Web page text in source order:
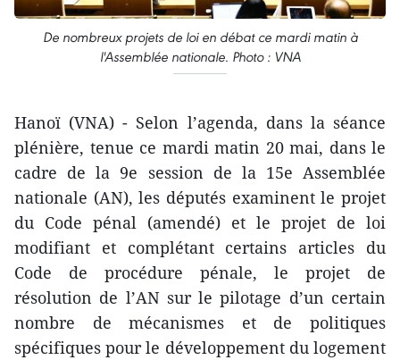
De nombreux projets de loi en débat ce mardi matin à
l'Assemblée nationale. Photo : VNA
Hanoï (VNA) - Selon l’agenda, dans la séance
plénière, tenue ce mardi matin 20 mai, dans le
cadre de la 9e session de la 15e Assemblée
nationale (AN), les députés examinent le projet
du Code pénal (amendé) et le projet de loi
modifiant et complétant certains articles du
Code de procédure pénale, le projet de
résolution de l’AN sur le pilotage d’un certain
nombre de mécanismes et de politiques
spécifiques pour le développement du logement